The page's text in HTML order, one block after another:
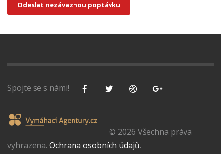
Odeslat nezávaznou poptávku
Spojte se s námi!
© 2026 Všechna práva
vyhrazena. Ochrana osobních údajů.